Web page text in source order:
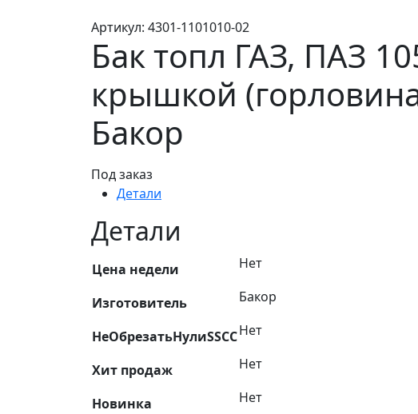
Артикул: 4301-1101010-02
Бак топл ГАЗ, ПАЗ
крышкой
Бакор
Под заказ
Детали
Детали
Цена недели Нет
Изготовитель Бакор
НеОбрезатьНулиSSCCНет
Хит продаж Нет
Новинка Нет